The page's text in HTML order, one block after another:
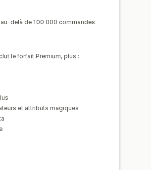
de produit
delà de 100 000 commandes
le forfait Premium, plus :
et attributs magiques